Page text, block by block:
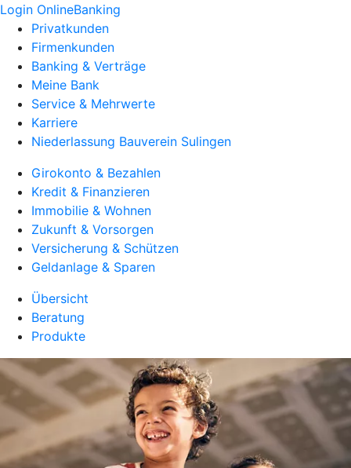
Login OnlineBanking
Privatkunden
Firmenkunden
Banking & Verträge
Meine Bank
Service & Mehrwerte
Karriere
Niederlassung Bauverein Sulingen
Girokonto & Bezahlen
Kredit & Finanzieren
Immobilie & Wohnen
Zukunft & Vorsorgen
Versicherung & Schützen
Geldanlage & Sparen
Übersicht
Beratung
Produkte